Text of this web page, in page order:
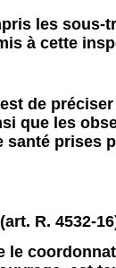
les sous-
à cette
de
que les
prises
R. 4532-
le